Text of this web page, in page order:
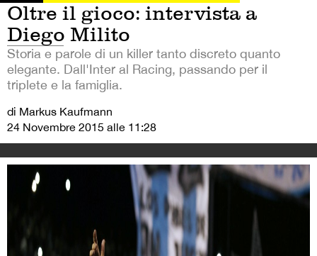
Oltre il gioco: intervista a
Diego Milito
Storia e parole di un killer tanto discreto quanto
elegante. Dall'Inter al Racing, passando per il
triplete e la famiglia.
di Markus Kaufmann
24 Novembre 2015 alle 11:28